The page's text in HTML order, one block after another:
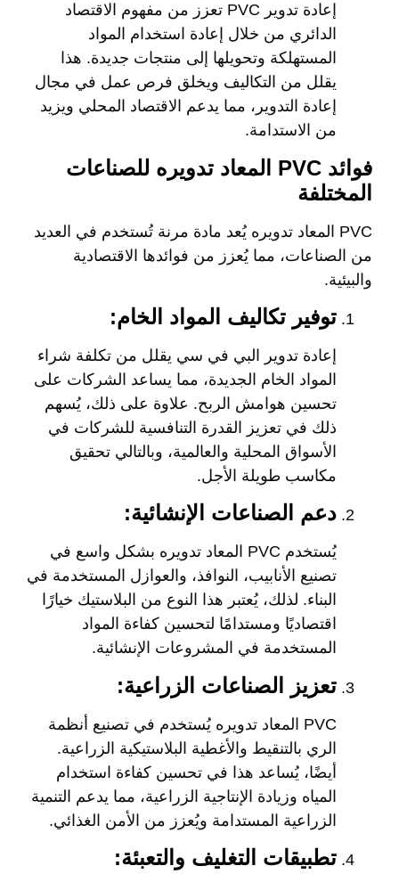
إعادة تدوير PVC تعزز من مفهوم الاقتصاد
الدائري من خلال إعادة استخدام المواد
المستهلكة وتحويلها إلى منتجات جديدة. هذا
يقلل من التكاليف ويخلق فرص عمل في مجال
إعادة التدوير، مما يدعم الاقتصاد المحلي ويزيد
من الاستدامة.
فوائد PVC المعاد تدويره للصناعات
المختلفة
PVC المعاد تدويره يُعد مادة مرنة تُستخدم في العديد
من الصناعات، مما يُعزز من فوائدها الاقتصادية
والبيئية.
توفير تكاليف المواد الخام:
إعادة تدوير البي في سي يقلل من تكلفة شراء
المواد الخام الجديدة، مما يساعد الشركات على
تحسين هوامش الربح. علاوة على ذلك، يُسهم
ذلك في تعزيز القدرة التنافسية للشركات في
الأسواق المحلية والعالمية، وبالتالي تحقيق
مكاسب طويلة الأجل.
دعم الصناعات الإنشائية:
يُستخدم PVC المعاد تدويره بشكل واسع في
تصنيع الأنابيب، النوافذ، والعوازل المستخدمة في
البناء. لذلك، يُعتبر هذا النوع من البلاستيك خيارًا
اقتصاديًا ومستدامًا لتحسين كفاءة المواد
المستخدمة في المشروعات الإنشائية.
تعزيز الصناعات الزراعية:
PVC المعاد تدويره يُستخدم في تصنيع أنظمة
الري بالتنقيط والأغطية البلاستيكية الزراعية.
أيضًا، يُساعد هذا في تحسين كفاءة استخدام
المياه وزيادة الإنتاجية الزراعية، مما يدعم التنمية
الزراعية المستدامة ويُعزز من الأمن الغذائي.
تطبيقات التغليف والتعبئة: